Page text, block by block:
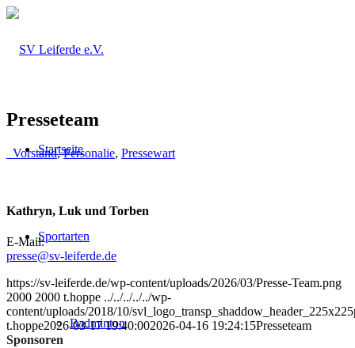
Startseite
Sportarten
Badminton
Presseteam
_Vorstand,Personalie, Pressewart
Kathryn, Luk und Torben
E-Mail:
presse@sv-leiferde.de
https://sv-leiferde.de/wp-content/uploads/2026/03/Presse-Team.png
2000 2000 t.hoppe ../../../../../wp-
content/uploads/2018/10/
t.hoppe2026-03-17 19:40:002026-04-16 19:24:15Presseteam
Sponsoren